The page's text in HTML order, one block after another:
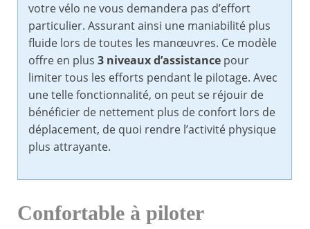
votre vélo ne vous demandera pas d’effort
particulier. Assurant ainsi une maniabilité plus
fluide lors de toutes les manœuvres. Ce modèle
offre en plus 3 niveaux d’assistance pour
limiter tous les efforts pendant le pilotage. Avec
une telle fonctionnalité, on peut se réjouir de
bénéficier de nettement plus de confort lors de
déplacement, de quoi rendre l’activité physique
plus attrayante.
Confortable à piloter